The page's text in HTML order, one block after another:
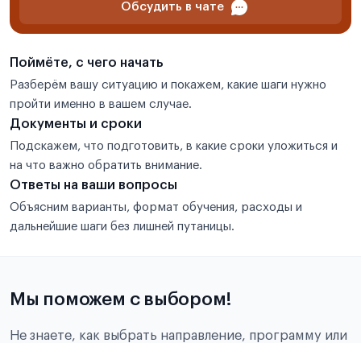
Обсудить в чате
Поймёте, с чего начать
Разберём вашу ситуацию и покажем, какие шаги нужно
пройти именно в вашем случае.
Документы и сроки
Подскажем, что подготовить, в какие сроки уложиться и
на что важно обратить внимание.
Ответы на ваши вопросы
Объясним варианты, формат обучения, расходы и
дальнейшие шаги без лишней путаницы.
Мы поможем с выбором!
Не знаете, как выбрать направление, программу или